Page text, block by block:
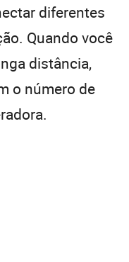
diferentes
Quando você
distância,
o número de